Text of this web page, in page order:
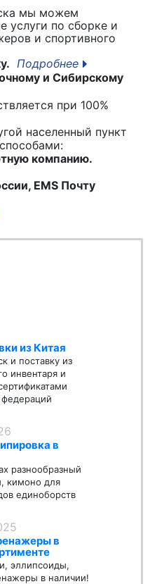
мы можем
услуги по сборке и
и спортивного
Подробнее
и Сибирскому
при 100%
населенный пункт
компанию.
EMS Почту
из Китая
и поставку из
инвентаря и
в
разнообразный
кимоно для
единоборств
в
эллипсоиды,
в наличии!